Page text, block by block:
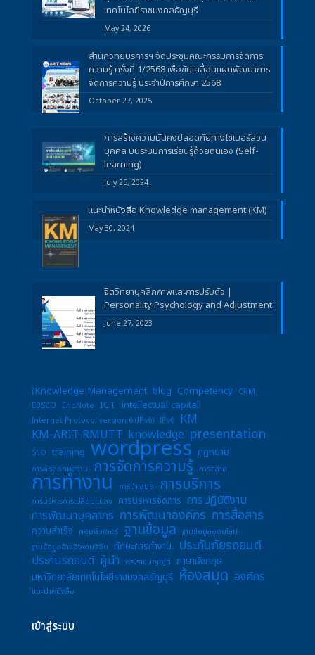
เทคโนโลยีราชมงคลธัญบุรี
May 24, 2026
สำนักวิทยบริการฯ จัดประชุมคณะกรรมการจัดการ
ความรู้ ครั้งที่ 1/2568 เพื่อขับเคลื่อนแผนพัฒนาการ
จัดการความรู้ ประจำปีการศึกษา 2568
October 27, 2025
การสร้างความมั่นคงปลอดภัยทางไซเบอร์ส่วน
บุคคล บนระบบการเรียนรู้ด้วยตนเอง (Self-
learning)
July 25, 2024
แนะนำหนังสือ Knowledge management (KM)
May 30, 2024
จิตวิทยาบุคลิกภาพและการปรับตัว |
Personality Psychology and Adjustment
June 27, 2023
(Knowledge Management blog Competency CRM
EBSCO
EndNote ICT intellectual capital
Internet Protocol version 6 (IPv6) IPv6 KM
KM-ARIT-RMUTT knowledge presentation
SEO training wordpress กฎหมาย
การคัดลอกผลงาน การจัดการความรู้ การตลาด
การทำงาน การนำเสนอ การบริการ
การบริหารการเปลี่ยนแปลง การบริหารจัดการ การปฏิบัติงาน
การพัฒนาบุคลากร การพัฒนาองค์กร การสื่อสาร
ความสำเร็จ คอมพิวเตอร์ ฐานข้อมูล ฐานข้อมูลออนไลน์
ฐานข้อมูลอ้างอิงงานวิจัย
ทักษะการทำงาน. ประกันภัยรถยนต์
ประกันรถยนต์ ผู้นำ พระราชบัญญัติ ภาษาอังกฤษ
มหาวิทยาลัยเทคโนโลยีราชมงคลธัญบุรี ห้องสมุด องค์กร
แนะนำหนังสือ
เข้าสู่ระบบ